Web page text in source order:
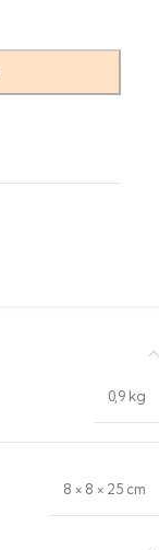
0,9 kg
8 × 8 × 25 cm